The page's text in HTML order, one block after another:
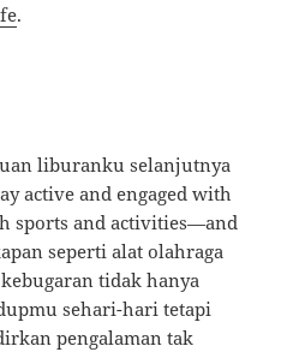
.
liburanku selanjutnya
active and engaged with
sports and activities—and
seperti alat olahraga
tidak hanya
sehari-hari tetapi
pengalaman tak